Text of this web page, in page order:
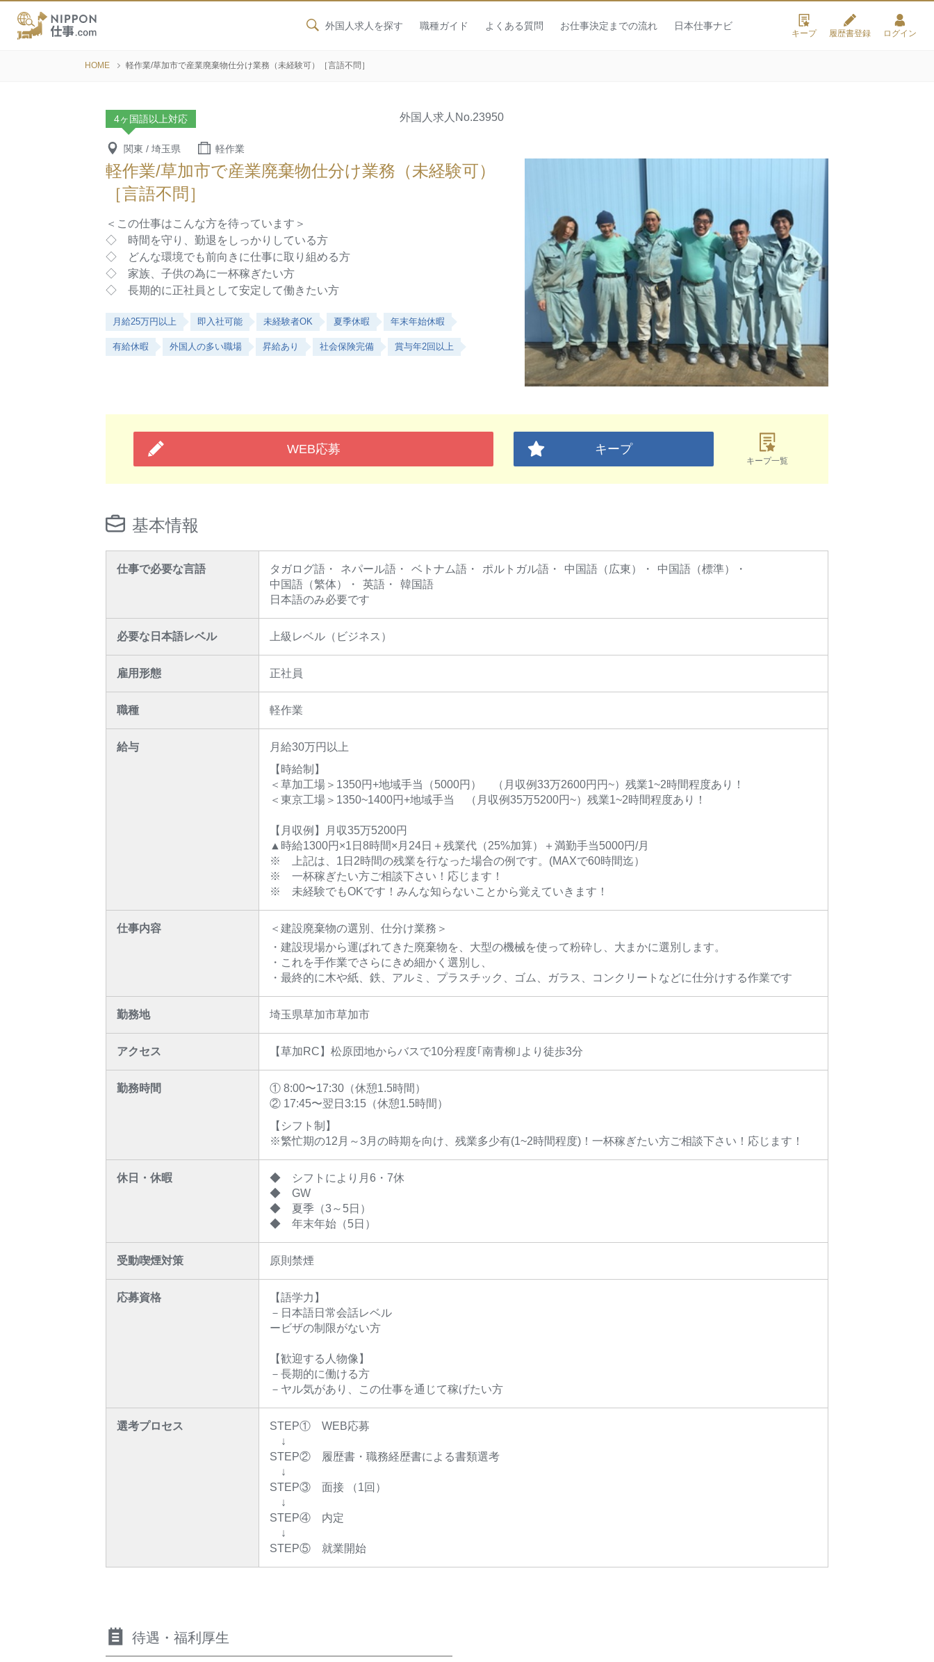
外国人求人を探す 職種ガイド よくある質問 お仕事決定までの流れ 日本仕事ナビ
キープ 履歴書登録 ログイン
HOME 軽作業/草加市で産業廃棄物仕分け業務（未経験可）［言語不問］
4ヶ国語以上対応 外国人求人 No.23950
関東 / 埼玉県 軽作業
軽作業/草加市で産業廃棄物仕分け業務（未経験可）
［言語不問］
＜この仕事はこんな方を待っています＞
◇ 時間を守り、勤退をしっかりしている方
◇ どんな環境でも前向きに仕事に取り組める方
◇ 家族、子供の為に一杯稼ぎたい方
◇ 長期的に正社員として安定して働きたい方
月給25万円以上 即入社可能 未経験者OK 夏季休暇 年末年始休暇
有給休暇 外国人の多い職場 昇給あり 社会保険完備 賞与年2回以上
WEB応募 キープ
キープ一覧
基本情報
仕事で必要な言語 タガログ語 ネパール語 ベトナム語 ポルトガル語 中国語（広東）
中国語（標準）
中国語（繁体）
英語
韓国語
日本語のみ必要です
必要な日本語レベル 上級レベル（ビジネス）
雇用形態 正社員
職種 軽作業
給与
月給30万円以上
【時給制】
＜草加工場＞1350円+地域手当（5000円） （月収例33万2600円円~）残業1~2時間程度あり！
＜東京工場＞1350~1400円+地域手当 （月収例35万5200円~）残業1~2時間程度あり！
【月収例】月収35万5200円
▲時給1300円×1日8時間×月24日＋残業代（25%加算）＋満勤手当5000円/月
※ 上記は、1日2時間の残業を行なった場合の例です。(MAXで60時間迄）
※ 一杯稼ぎたい方ご相談下さい！応じます！
※ 未経験でもOKです！みんな知らないことから覚えていきます！
仕事内容
＜建設廃棄物の選別、仕分け業務＞
・建設現場から運ばれてきた廃棄物を、大型の機械を使って粉砕し、大まかに選別します。
・これを手作業でさらにきめ細かく選別し、
・最終的に木や紙、鉄、アルミ、プラスチック、ゴム、ガラス、コンクリートなどに仕分けする作業です
勤務地 埼玉県草加市草加市
アクセス 【草加RC】松原団地からバスで10分程度｢南青柳｣より徒歩3分
勤務時間
① 8:00〜17:30（休憩1.5時間）
② 17:45〜翌日3:15（休憩1.5時間）
【シフト制】
※繁忙期の12月～3月の時期を向け、残業多少有(1~2時間程度)！一杯稼ぎたい方ご相談下さい！応じます！
休日・休暇
◆ シフトにより月6・7休
◆ GW
◆ 夏季（3～5日）
◆ 年末年始（5日）
受動喫煙対策 原則禁煙
応募資格
【語学力】
－日本語日常会話レベル
ービザの制限がない方
【歓迎する人物像】
－長期的に働ける方
－ヤル気があり、この仕事を通じて稼げたい方
選考プロセス
STEP① WEB応募
↓
STEP② 履歴書・職務経歴書による書類選考
↓
STEP③ 面接 （1回）
↓
STEP④ 内定
↓
STEP⑤ 就業開始
待遇・福利厚生